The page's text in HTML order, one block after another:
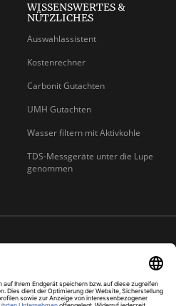
WISSENSWERTES &
NÜTZLICHES
Auswahlassistent
Kostenrechner
Carbonit Gutachten
UMH Gutachten
Wasser filtern mit Aktivkohle
TDS-Messgeräte unter die Lupe
genommen